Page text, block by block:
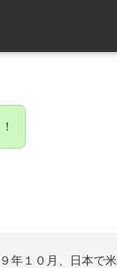
年１０月、日本で